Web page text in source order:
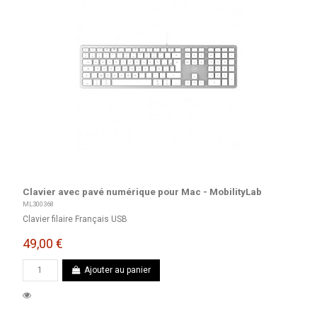
Clavier avec pavé numérique pour Mac - MobilityLab
ML300368
Clavier filaire Français USB
49,00 €
Ajouter au panier